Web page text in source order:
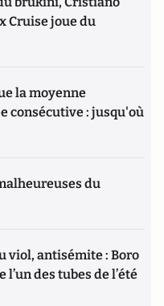
Cruise joue du
la moyenne
consécutive : jusqu'où
du
viol, antisémite : Boro
des tubes de l’été